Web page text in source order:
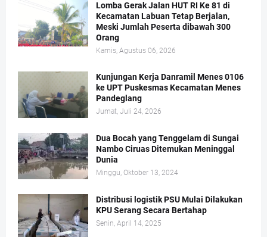
Lomba Gerak Jalan HUT RI Ke 81 di
Kecamatan Labuan Tetap Berjalan,
Meski Jumlah Peserta dibawah 300
Orang
Kamis, Agustus 06, 2026
Kunjungan Kerja Danramil Menes 0106
ke UPT Puskesmas Kecamatan Menes
Pandeglang
Jumat, Juli 24, 2026
Dua Bocah yang Tenggelam di Sungai
Nambo Ciruas Ditemukan Meninggal
Dunia
Minggu, Oktober 13, 2024
Distribusi logistik PSU Mulai Dilakukan
KPU Serang Secara Bertahap
Senin, April 14, 2025